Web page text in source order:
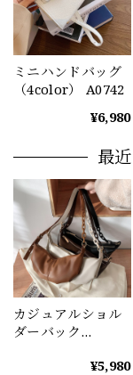
ミニハンドバッグ
（4color） A0742
¥6,980
最
カジュアルショル
ダーバック
¥5,980